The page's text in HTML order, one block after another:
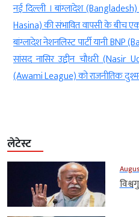
हसीना (Sheikh
खड़ा कर दिया है।
Party) के
ने अवामी लीग
हुए […]
नई दिल्ली । सऊदी
(Pakistan) के
Agreement)
अहम घटनाक्रम
सुरक्षा सहयोग को
लेटेस्ट